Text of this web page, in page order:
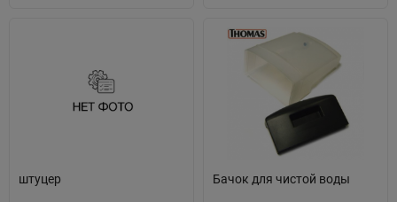
штуцер Бачок для чистой воды